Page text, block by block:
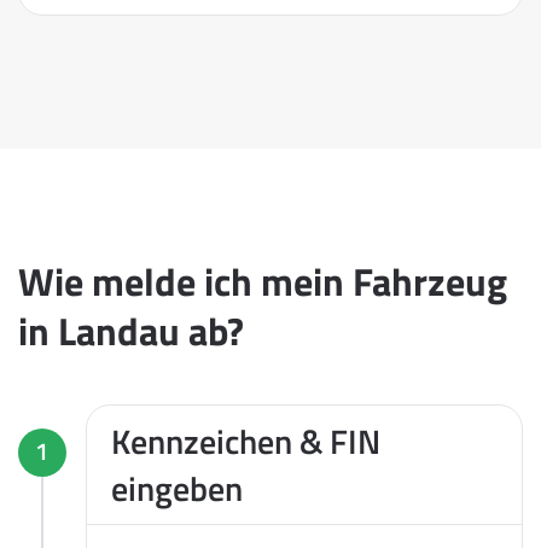
Wie melde ich mein Fahrzeug
in Landau ab?
1
Kennzeichen & FIN
eingeben